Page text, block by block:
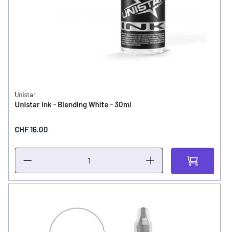
Unistar
Unistar Ink - Blending White - 30ml
CHF 16.00